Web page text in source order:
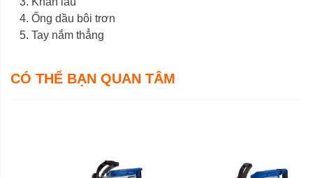
Ống dầu bôi trơn
Tay nắm thẳng
CÓ THỂ BẠN QUAN TÂM